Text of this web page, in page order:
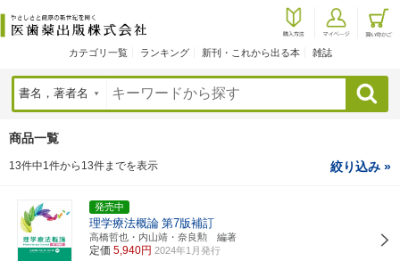
カテゴリ一覧 ランキング 新刊・これから出る本 雑誌
検索
商品一覧
13件中1件から13件までを表示 絞り込み »
発売中
理学療法概論 第7版補訂
高橋哲也・内山靖・奈良勲 編著
定価 5,940円 2024年1月発行